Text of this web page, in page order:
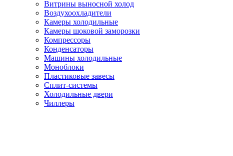
Витрины выносной холод
Воздухоохладители
Камеры холодильные
Камеры шоковой заморозки
Компрессоры
Конденсаторы
Машины холодильные
Моноблоки
Пластиковые завесы
Сплит-системы
Холодильные двери
Чиллеры